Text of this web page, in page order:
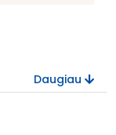
5,84
Daugiau